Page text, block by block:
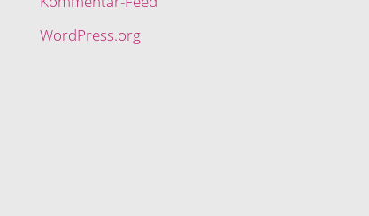
WordPress.org